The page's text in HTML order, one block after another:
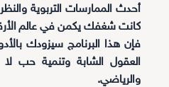
أحدث الممارسات التربوية
كانت شغفك يكمن في عالم
فإن هذا البرنامج سيزودك
العقول الشابة وتنمية حب
والرياضي.